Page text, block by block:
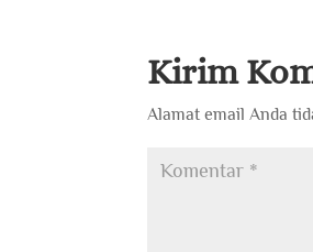
Kirim
Alamat email Anda